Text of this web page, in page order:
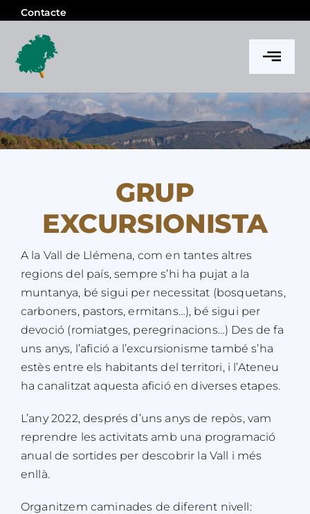
Skip
content
Contacte
l’Ateneu
Notícies
Activitats i projectes
Memòria
GRUP
EXCURSIONISTA
A la Vall de Llémena, com en tantes altres
regions del país, sempre s’hi ha pujat a la
muntanya, bé sigui per necessitat (bosquetans,
carboners, pastors, ermitans…), bé sigui per
devoció (romiatges, peregrinacions…) Des de fa
uns anys, l’afició a l’excursionisme també s’ha
estès entre els habitants del territori, i l’Ateneu
ha canalitzat aquesta afició en diverses etapes.
L’any 2022, després d’uns anys de repòs, vam
reprendre les activitats amb una programació
anual de sortides per descobrir la Vall i més
enllà.
Organitzem caminades de diferent nivell: